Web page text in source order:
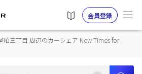
会員登録
粕三丁目 周辺のカーシェア New Times for